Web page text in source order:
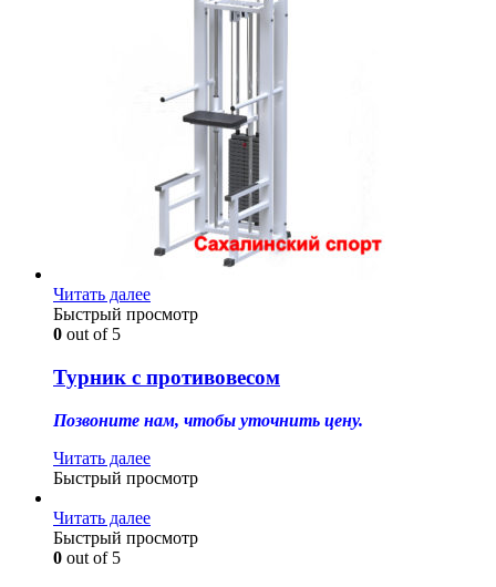
Читать далее
Быстрый просмотр
0 out of 5
Турник с противовесом
Позвоните нам, чтобы уточнить цену.
Читать далее
Быстрый просмотр
Читать далее
Быстрый просмотр
0 out of 5